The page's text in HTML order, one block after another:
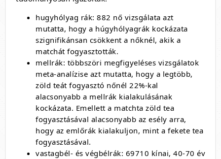
hugyhólyag rák: 882 nő vizsgálata azt
mutatta, hogy a húgyhólyagrák kockázata
szignifikánsan csökkent a nőknél, akik a
matchát fogyasztották.
mellrák: többszöri megfigyeléses vizsgálatok
meta-analízise azt mutatta, hogy a legtöbb,
zöld teát fogyasztó nőnél 22%-kal
alacsonyabb a mellrák kialakulásának
kockázata. Emellett a matchta zöld tea
fogyasztásával alacsonyabb az esély arra,
hogy az emlőrák kialakuljon, mint a fekete tea
fogyasztásával.
vastagbél- és végbélrák: 69710 kínai, 40-70 év